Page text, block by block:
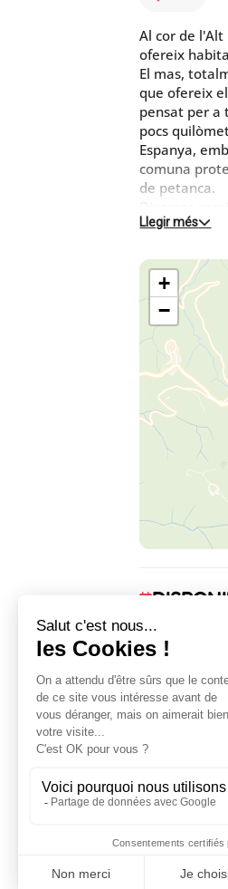
Al cor de l'Alt
ofereix
El mas,
que ofereix
pensat per a
pocs
Espanya,
comuna
de petanca.
Diversos
poble...).
El mas
decoració i
Llegir més
+
−
1 January
2